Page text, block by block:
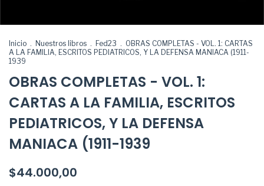
Inicio . Nuestros libros . Fed23 . OBRAS COMPLETAS - VOL. 1: CARTAS
A LA FAMILIA, ESCRITOS PEDIATRICOS, Y LA DEFENSA MANIACA (1911-
1939
OBRAS COMPLETAS - VOL. 1:
CARTAS A LA FAMILIA, ESCRITOS
PEDIATRICOS, Y LA DEFENSA
MANIACA (1911-1939
$44.000,00